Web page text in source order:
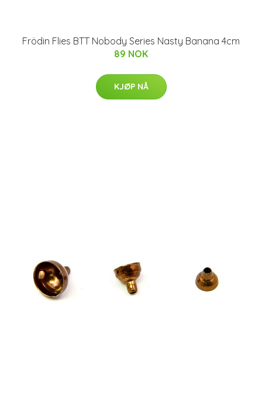
Frödin Flies BTT Nobody Series Nasty Banana 4cm
89 NOK
KJØP NÅ